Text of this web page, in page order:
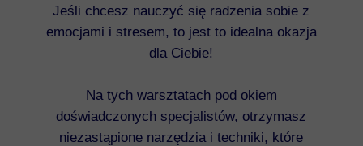
Jeśli chcesz nauczyć się radzenia sobie z
emocjami i stresem, to jest to idealna okazja
dla Ciebie!
Na tych warsztatach pod okiem
doświadczonych specjalistów, otrzymasz
niezastąpione narzędzia i techniki, które